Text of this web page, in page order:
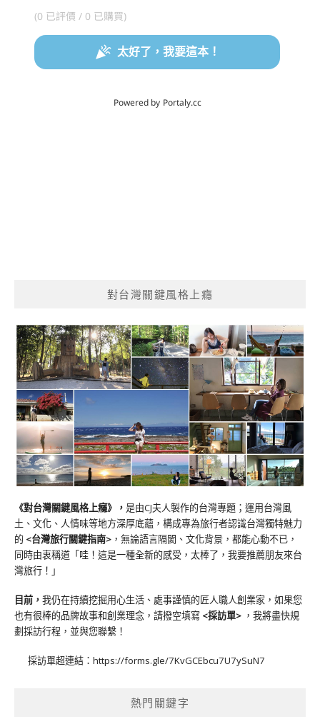
對台灣關鍵風格上癮
《對台灣關鍵風格上癮》 ， 是由CJ夫人製作的台灣專題；運用台灣風
土、文化、人情味等地方深厚底蘊，構成專為旅行者認識台灣獨特魅力
的 <台灣旅行關鍵指南> ，無論語言隔閡、文化背景，都能心動不已，
同時由衷稱道「哇！這是一種全新的感受，太棒了，我要推薦朋友來台
灣旅行！」
目前， 我仍在持續挖掘用心生活、處事謹慎的匠人職人創業家，如果您
也有很棒的品牌故事和創業理念，請撥空填寫 <採訪單> ，我將盡快規
劃採訪行程，並與您聯繫！
採訪單超連結： https://forms.gle/7KvGCEbcu7U7ySuN7
熱門關鍵字